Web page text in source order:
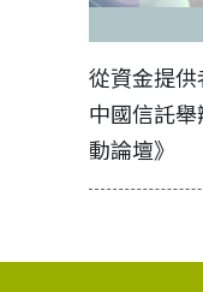
從資金提供
中國信託
動論壇》